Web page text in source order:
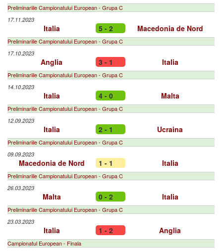
Preliminariile Campionatului European - Grupa C
17.11.2023
Italia 5 - 2 Macedonia de Nord
Preliminariile Campionatului European - Grupa C
17.10.2023
Anglia 3 - 1 Italia
Preliminariile Campionatului European - Grupa C
14.10.2023
Italia 4 - 0 Malta
Preliminariile Campionatului European - Grupa C
12.09.2023
Italia 2 - 1 Ucraina
Preliminariile Campionatului European - Grupa C
09.09.2023
Macedonia de Nord 1 - 1 Italia
Preliminariile Campionatului European - Grupa C
26.03.2023
Malta 0 - 2 Italia
Preliminariile Campionatului European - Grupa C
23.03.2023
Italia 1 - 2 Anglia
Campionatul European - Finala